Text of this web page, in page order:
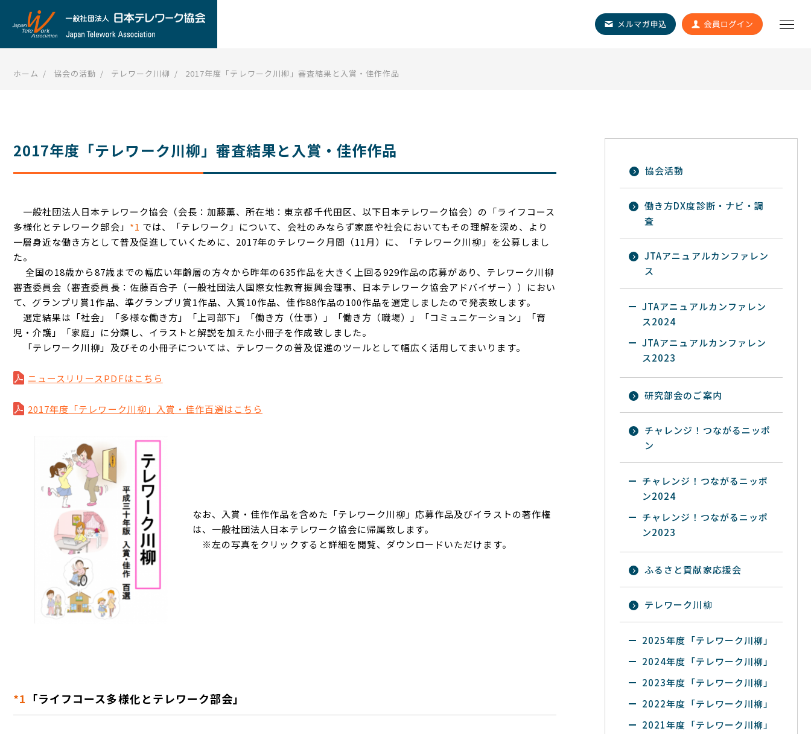
ホーム 協会の活動 テレワーク川柳 2017年度「テレワーク川柳」審査結果と入賞・佳作作品
2017年度「テレワーク川柳」審査結果と入賞・佳作作品
一般社団法人日本テレワーク協会（会長：加藤薰、所在地：東京都千代田区、以下日本テレワーク協会）の「ライフコース
多様化とテレワーク部会」 *1 では、「テレワーク」について、会社のみならず家庭や社会においてもその理解を深め、より
一層身近な働き方として普及促進していくために、2017年のテレワーク月間（11月）に、「テレワーク川柳」を公募しまし
た。
全国の18歳から87歳までの幅広い年齢層の方々から昨年の635作品を大きく上回る929作品の応募があり、テレワーク川柳
審査委員会（審査委員長：佐藤百合子（一般社団法人国際女性教育振興会理事、日本テレワーク協会アドバイザー））におい
て、グランプリ賞1作品、準グランプリ賞1作品、入賞10作品、佳作88作品の100作品を選定しましたので発表致します。
選定結果は「社会」「多様な働き方」「上司部下」「働き方（仕事）」「働き方（職場）」「コミュニケーション」「育
児・介護」「家庭」に分類し、イラストと解説を加えた小冊子を作成致しました。
「テレワーク川柳」及びその小冊子については、テレワークの普及促進のツールとして幅広く活用してまいります。
ニュースリリースPDFはこちら
2017年度「テレワーク川柳」入賞・佳作百選はこちら
なお、入賞・佳作作品を含めた「テレワーク川柳」応募作品及びイラストの著作権
は、一般社団法人日本テレワーク協会に帰属致します。
※左の写真をクリックすると詳細を閲覧、ダウンロードいただけます。
*1 「ライフコース多様化とテレワーク部会」
協会活動
働き方DX度診断・ナビ・調
査
JTAアニュアルカンファレン
ス
JTAアニュアルカンファレン
ス2024
JTAアニュアルカンファレン
ス2023
研究部会のご案内
チャレンジ！つながるニッポ
ン
チャレンジ！つながるニッポ
ン2024
チャレンジ！つながるニッポ
ン2023
ふるさと貢献家応援会
テレワーク川柳
2025年度「テレワーク川柳」
2024年度「テレワーク川柳」
2023年度「テレワーク川柳」
2022年度「テレワーク川柳」
2021年度「テレワーク川柳」